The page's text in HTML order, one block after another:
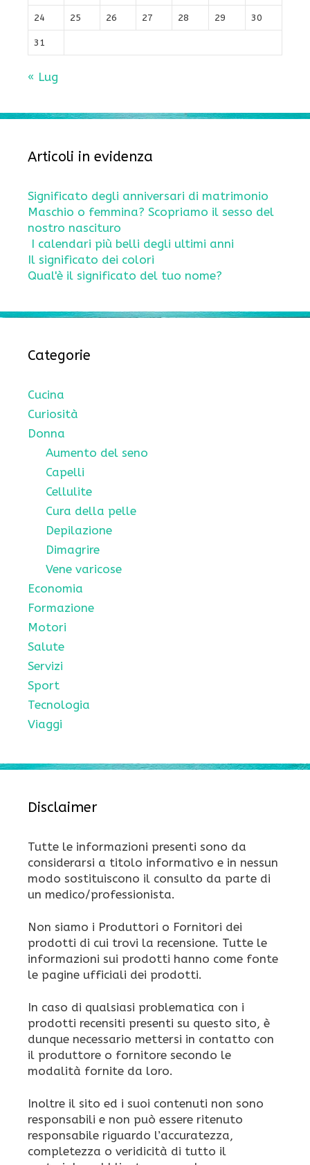
24 25 26 27 28 29 30
31
« Lug
Articoli in evidenza
Significato degli anniversari di matrimonio
Maschio o femmina? Scopriamo il sesso del
nostro nascituro
I calendari più belli degli ultimi anni
Il significato dei colori
Qual'è il significato del tuo nome?
Categorie
Cucina
Curiosità
Donna
Aumento del seno
Capelli
Cellulite
Cura della pelle
Depilazione
Dimagrire
Vene varicose
Economia
Formazione
Motori
Salute
Servizi
Sport
Tecnologia
Viaggi
Disclaimer
Tutte le informazioni presenti sono da
considerarsi a titolo informativo e in nessun
modo sostituiscono il consulto da parte di
un medico/professionista.
Non siamo i Produttori o Fornitori dei
prodotti di cui trovi la recensione. Tutte le
informazioni sui prodotti hanno come fonte
le pagine ufficiali dei prodotti.
In caso di qualsiasi problematica con i
prodotti recensiti presenti su questo sito, è
dunque necessario mettersi in contatto con
il produttore o fornitore secondo le
modalità fornite da loro.
Inoltre il sito ed i suoi contenuti non sono
responsabili e non può essere ritenuto
responsabile riguardo l’accuratezza,
completezza o veridicità di tutto il